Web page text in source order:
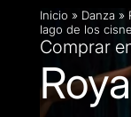
Inicio » Danza »
lago de los
Comprar